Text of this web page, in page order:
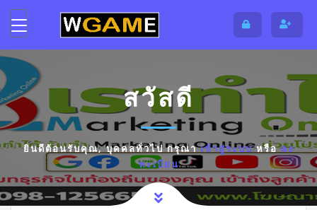
สวัสดี
ยินดีต้อนรับคุณ,บุคคลทั่วไปกรุณาเข้าสู่ระบบหรือลง
ทะเบียน